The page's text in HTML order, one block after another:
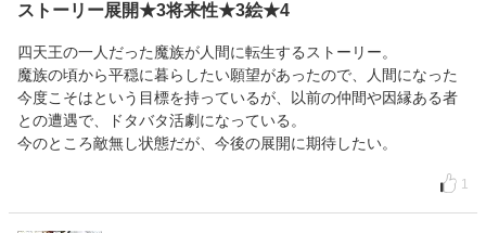
ストーリー展開★3将来性★3絵★4
四天王の一人だった魔族が人間に転生するストーリー。
魔族の頃から平穏に暮らしたい願望があったので、人間になった
今度こそはという目標を持っているが、以前の仲間や因縁ある者
との遭遇で、ドタバタ活劇になっている。
今のところ敵無し状態だが、今後の展開に期待したい。
1